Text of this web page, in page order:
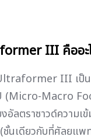
III คืออะ
III เป็น
(Micro-Macro
อัลตราซาวด์ความ
ชั้นเดียวกับที่ศัลยแ